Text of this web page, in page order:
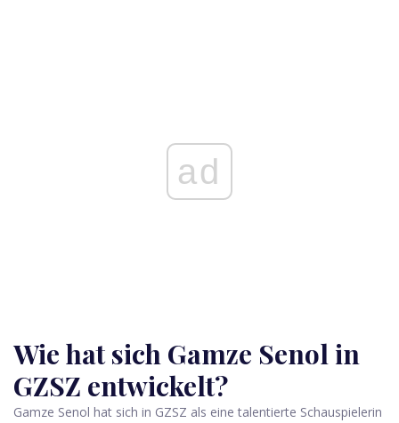
ad
Wie hat sich Gamze Senol in
GZSZ entwickelt?
Gamze Senol hat sich in GZSZ als eine talentierte Schauspielerin